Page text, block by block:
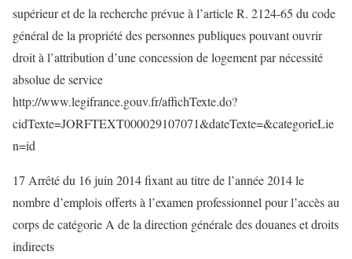
supérieur et de la recherche prévue à l’article R. 2124-65 du code
général de la propriété des personnes publiques pouvant ouvrir
droit à l’attribution d’une concession de logement par nécessité
absolue de service
http://www.legifrance.gouv.fr/affichTexte.do?
cidTexte=JORFTEXT000029107071&dateTexte=&categorieLie
n=id
17 Arrêté du 16 juin 2014 fixant au titre de l’année 2014 le
nombre d’emplois offerts à l’examen professionnel pour l’accès au
corps de catégorie A de la direction générale des douanes et droits
indirects